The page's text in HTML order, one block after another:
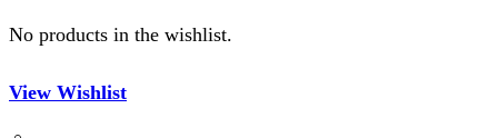
No products in the wishlist.
View Wishlist